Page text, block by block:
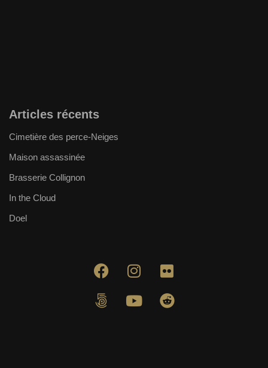
Articles récents
Cimetière des perce-Neiges
Maison assassinée
Brasserie Collignon
In the Cloud
Doel